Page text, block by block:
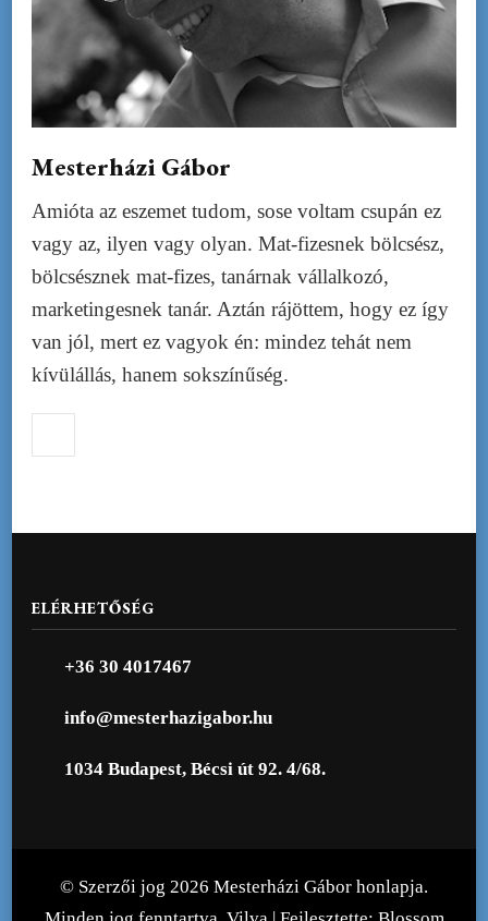
Mesterházi Gábor
Amióta az eszemet tudom, sose voltam csupán ez
vagy az, ilyen vagy olyan. Mat-fizesnek bölcsész,
bölcsésznek mat-fizes, tanárnak vállalkozó,
marketingesnek tanár. Aztán rájöttem, hogy ez így
van jól, mert ez vagyok én: mindez tehát nem
kívülállás, hanem sokszínűség.
ELÉRHETŐSÉG
+36 30 4017467
info@mesterhazigabor.hu
1034 Budapest, Bécsi út 92. 4/68.
© Szerzői jog 2026 Mesterházi Gábor honlapja.